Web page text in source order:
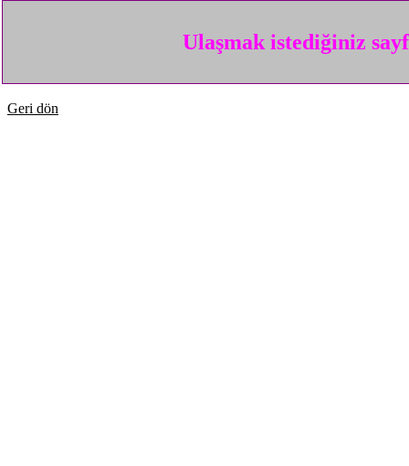
Ulaşmak istediğiniz
Geri dön